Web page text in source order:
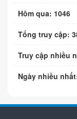
Hôm qua: 1046
Tổng truy cập:
Truy cập nhiều
Ngày nhiều